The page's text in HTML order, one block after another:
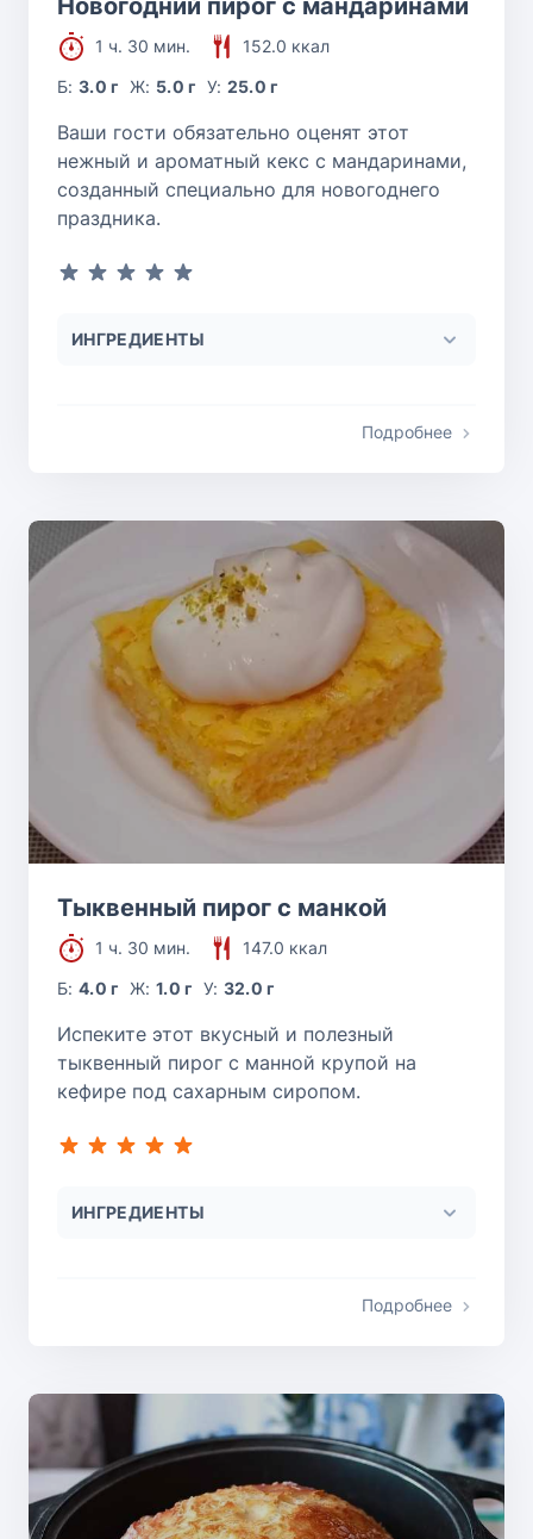
Новогодний пирог с мандаринами
1 ч. 30 мин.
152.0 ккал
Б:3.0 г Ж: 5.0 г У: 25.0 г
Ваши гости обязательно оценят этот
нежный и ароматный кекс с мандаринами,
созданный специально для новогоднего
праздника.
ИНГРЕДИЕНТЫ
Подробнее
Тыквенный пирог с манкой
1 ч. 30 мин.
147.0 ккал
Б:4.0 г Ж: 1.0 г У: 32.0 г
Испеките этот вкусный и полезный
тыквенный пирог с манной крупой на
кефире под сахарным сиропом.
ИНГРЕДИЕНТЫ
Подробнее